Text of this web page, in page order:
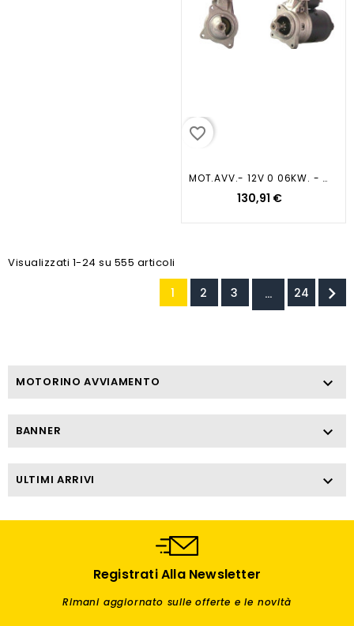
favorite_border
MOT.AVV.- 12V 0 06KW. - BX (XB-)
130,91 €
Visualizzati 1-24 su 555 articoli
1 2 3 … 24 
MOTORINO AVVIAMENTO 
BANNER 
ULTIMI ARRIVI 
Registrati Alla Newsletter
Rimani aggiornato sulle offerte e le novità